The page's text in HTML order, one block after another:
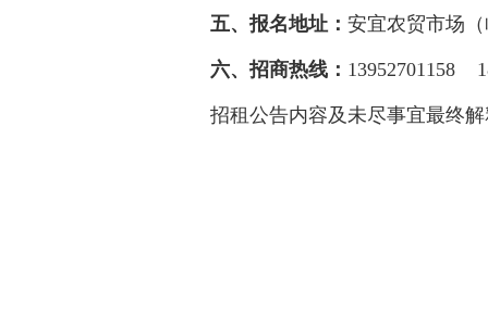
五、报名地址： 安宜农贸市场
六、招商热线： 13952701158
招租公告内容及未尽事宜最终